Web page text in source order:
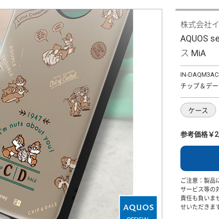
株式会社
AQUOS
ス MiA
IN-
チップ＆デ
ケース
参考価格￥
ご注意：製品
サービス等の
責任も負いま
せいただきま